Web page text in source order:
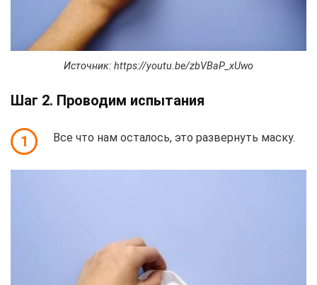
Источник: https://youtu.be/zbVBaP_xUwo
Шаг 2. Проводим испытания
1 Все что нам осталось, это развернуть маску.